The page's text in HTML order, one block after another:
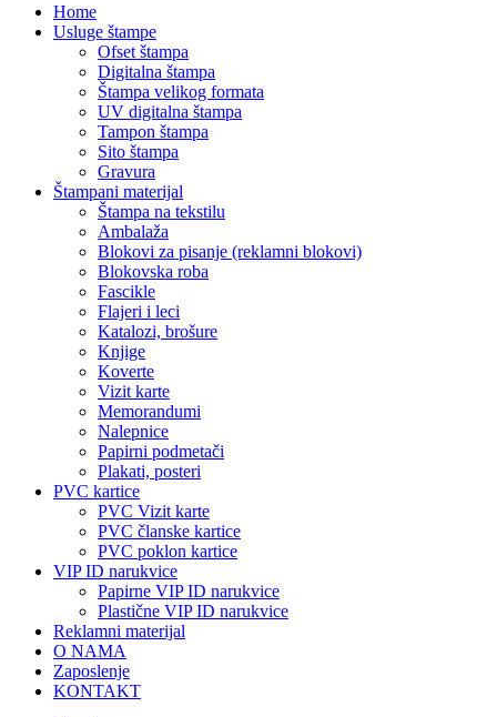
Home
Usluge štampe
Ofset štampa
Digitalna štampa
Štampa velikog formata
UV digitalna štampa
Tampon štampa
Sito štampa
Gravura
Štampani materijal
Štampa na tekstilu
Ambalaža
Blokovi za pisanje (reklamni blokovi)
Blokovska roba
Fascikle
Flajeri i leci
Katalozi, brošure
Knjige
Koverte
Vizit karte
Memorandumi
Nalepnice
Papirni podmetači
Plakati, posteri
PVC kartice
PVC Vizit karte
PVC članske kartice
PVC poklon kartice
VIP ID narukvice
Papirne VIP ID narukvice
Plastične VIP ID narukvice
Reklamni materijal
O NAMA
Zaposlenje
KONTAKT